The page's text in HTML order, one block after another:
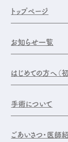
トップページ
お知らせ一覧
はじめての方へ（
手術について
ごあいさつ・医師